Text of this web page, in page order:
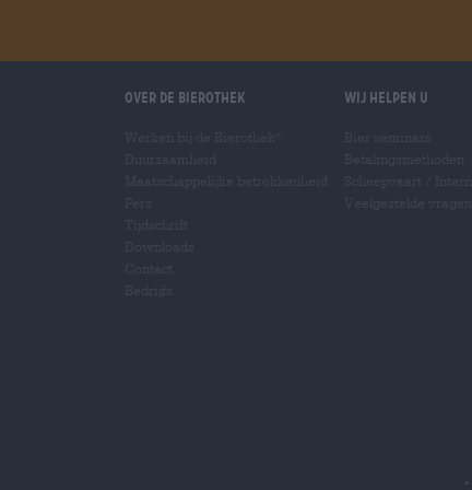
Over de Bierothek Wij helpen u
*